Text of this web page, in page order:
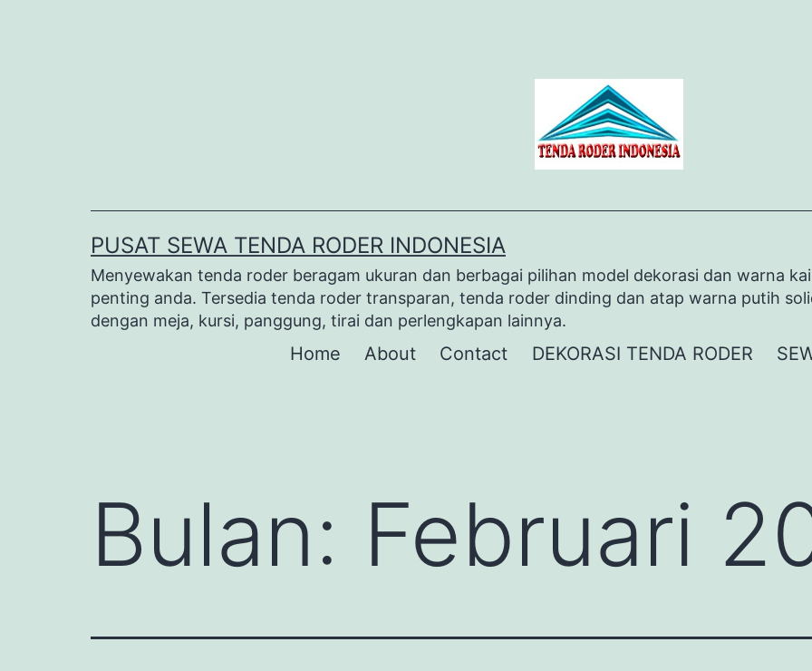
PUSAT SEWA TENDA RODER INDONESIA
Menyewakan tenda roder beragam ukuran dan berbagai pilihan model dekorasi dan warna
penting anda. Tersedia tenda roder transparan, tenda roder dinding dan atap warna putih
dengan meja, kursi, panggung, tirai dan perlengkapan lainnya.
Home About Contact DEKORASI TENDA RODER
Bulan: Februari